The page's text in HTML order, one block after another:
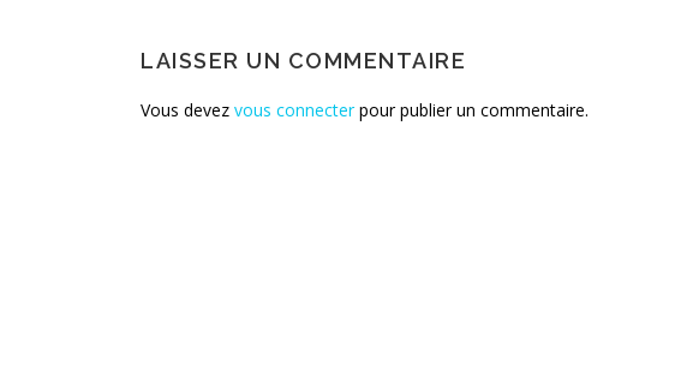
LAISSER UN COMMENTAIRE
Vous devez vous connecterpour publier un commentaire.